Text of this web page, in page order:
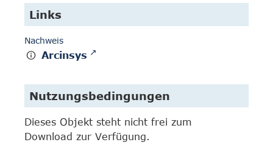
Links
Nachweis
Arcinsys
Nutzungsbedingungen
Dieses Objekt steht nicht frei zum
Download zur Verfügung.